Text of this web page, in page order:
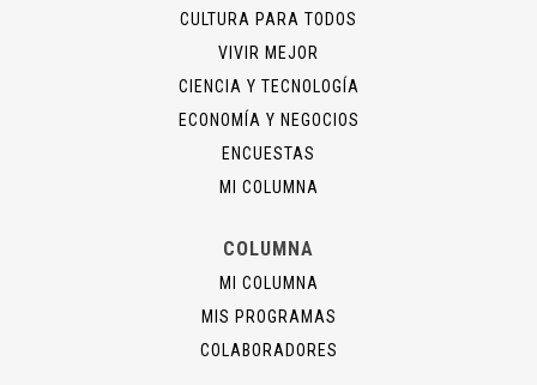
CULTURA PARA TODOS
VIVIR MEJOR
CIENCIA Y TECNOLOGÍA
ECONOMÍA Y NEGOCIOS
ENCUESTAS
MI COLUMNA
COLUMNA
MI COLUMNA
MIS PROGRAMAS
COLABORADORES